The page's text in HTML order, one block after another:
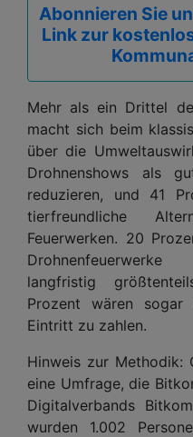
Abonnieren Sie
Link zur
Mehr als ein Drittel
macht sich beim
über die
Drohnenshows als
reduzieren, und 41
tierfreundliche
Feuerwerken. 20
langfristig
Prozent wären sogar
Eintritt zu zahlen.
Hinweis zur Methodik:
eine Umfrage, die
Digitalverbands
wurden 1.002